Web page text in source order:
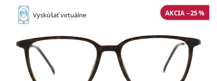
Vyskúšaťvirtuálne AKCIA −25 %